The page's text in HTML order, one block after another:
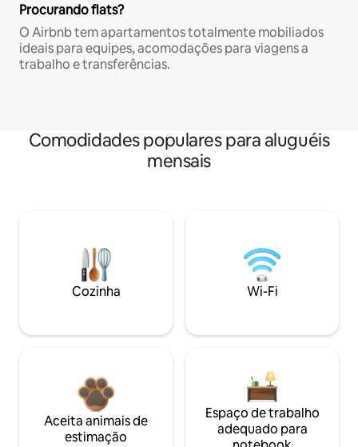
Procurando flats?
O Airbnb tem apartamentos totalmente mobiliados
ideais para equipes, acomodações para viagens a
trabalho e transferências.
Comodidades populares para aluguéis
mensais
Cozinha Wi-Fi
Aceita animais de
estimação
Espaço de trabalho
adequado para